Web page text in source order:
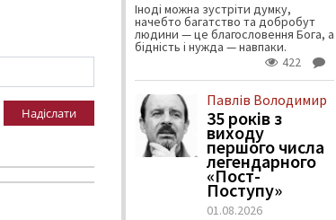
Надіслати
Іноді можна зустріти думку,
начебто багатство та добробут
людини — це благословення Бога, а
бідність і нужда — навпаки.
422
Павлів Володимир
35 років з
виходу
першого числа
легендарного
«Пост-
Поступу»
01.08.2026